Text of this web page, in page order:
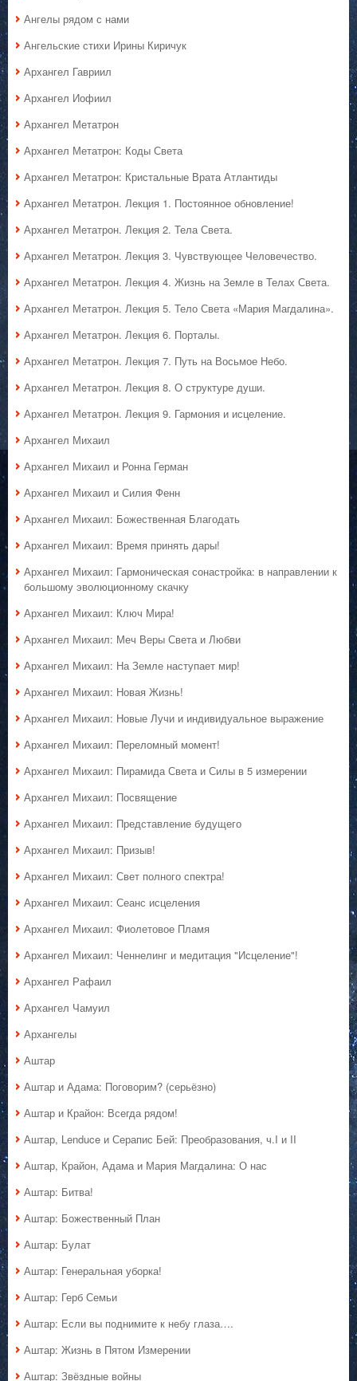
Ангелы рядом с нами
Ангельские стихи Ирины Киричук
Архангел Гавриил
Архангел Иофиил
Архангел Метатрон
Архангел Метатрон: Коды Света
Архангел Метатрон: Кристальные Врата Атлантиды
Архангел Метатрон. Лекция 1. Постоянное обновление!
Архангел Метатрон. Лекция 2. Тела Света.
Архангел Метатрон. Лекция 3. Чувствующее Человечество.
Архангел Метатрон. Лекция 4. Жизнь на Земле в Телах Света.
Архангел Метатрон. Лекция 5. Тело Света «Мария Магдалина».
Архангел Метатрон. Лекция 6. Порталы.
Архангел Метатрон. Лекция 7. Путь на Восьмое Небо.
Архангел Метатрон. Лекция 8. О структуре души.
Архангел Метатрон. Лекция 9. Гармония и исцеление.
Архангел Михаил
Архангел Михаил и Ронна Герман
Архангел Михаил и Силия Фенн
Архангел Михаил: Божественная Благодать
Архангел Михаил: Время принять дары!
Архангел Михаил: Гармоническая сонастройка: в направлении к
большому эволюционному скачку
Архангел Михаил: Ключ Мира!
Архангел Михаил: Меч Веры Света и Любви
Архангел Михаил: На Земле наступает мир!
Архангел Михаил: Новая Жизнь!
Архангел Михаил: Новые Лучи и индивидуальное выражение
Архангел Михаил: Переломный момент!
Архангел Михаил: Пирамида Света и Силы в 5 измерении
Архангел Михаил: Посвящение
Архангел Михаил: Представление будущего
Архангел Михаил: Призыв!
Архангел Михаил: Свет полного спектра!
Архангел Михаил: Сеанс исцеления
Архангел Михаил: Фиолетовое Пламя
Архангел Михаил: Ченнелинг и медитация "Исцеление"!
Архангел Рафаил
Архангел Чамуил
Архангелы
Аштар
Аштар и Адама: Поговорим? (серьёзно)
Аштар и Крайон: Всегда рядом!
Аштар, Lenduce и Серапис Бей: Преобразования, ч.I и II
Аштар, Крайон, Адама и Мария Магдалина: О нас
Аштар: Битва!
Аштар: Божественный План
Аштар: Булат
Аштар: Генеральная уборка!
Аштар: Герб Семьи
Аштар: Если вы поднимите к небу глаза….
Аштар: Жизнь в Пятом Измерении
Аштар: Звёздные войны